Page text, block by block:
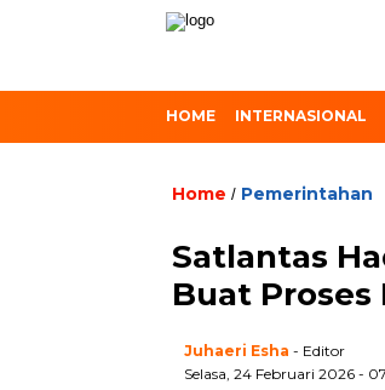
HOME INTERNASIONAL
Home / Pemerintahan
Satlantas
Buat Proses
Juhaeri Esha - Editor
Selasa, 24 Februari 2026 -